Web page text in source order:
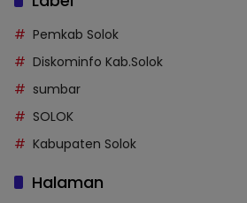
Pemkab Solok
Diskominfo Kab.Solok
sumbar
SOLOK
Kabupaten Solok
Halaman